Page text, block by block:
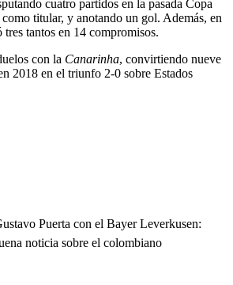
cuatro partidos en la pasada Copa
titular, y anotando un gol. Además, en
tantos en 14 compromisos.
con la Canarinha, convirtiendo nueve
2018 en el triunfo 2-0 sobre Estados
Puerta con el Bayer Leverkusen:
noticia sobre el colombiano